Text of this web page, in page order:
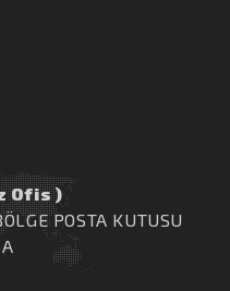
Ofis )
POSTA KUTUSU